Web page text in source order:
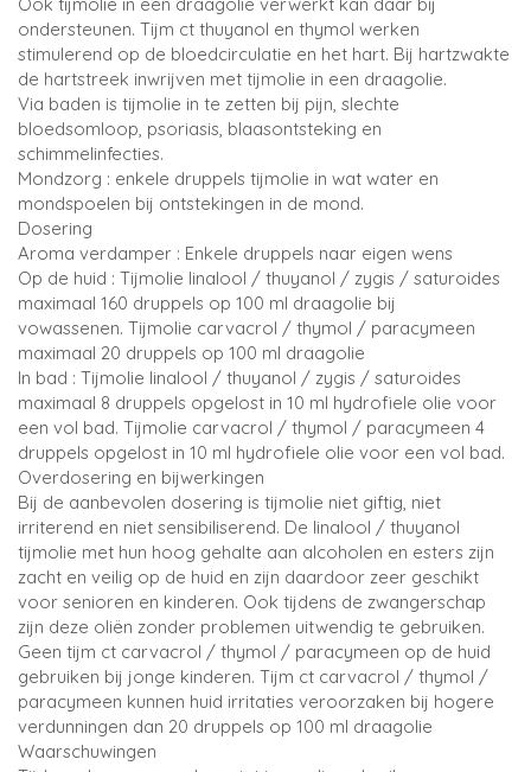
ondersteunen. Tijm ct thuyanol en thymol werken
stimulerend op de bloedcirculatie en het hart. Bij hartzwakte
de hartstreek inwrijven met tijmolie in een draagolie.
Via baden is tijmolie in te zetten bij pijn, slechte
bloedsomloop, psoriasis, blaasontsteking en
schimmelinfecties.
Mondzorg : enkele druppels tijmolie in wat water en
mondspoelen bij ontstekingen in de mond.
Dosering
Aroma verdamper : Enkele druppels naar eigen wens
Op de huid : Tijmolie linalool / thuyanol / zygis / saturoides
maximaal 160 druppels op 100 ml draagolie bij
vowassenen. Tijmolie carvacrol / thymol / paracymeen
maximaal 20 druppels op 100 ml draagolie
In bad : Tijmolie linalool / thuyanol / zygis / saturoides
maximaal 8 druppels opgelost in 10 ml hydrofiele olie voor
een vol bad. Tijmolie carvacrol / thymol / paracymeen 4
druppels opgelost in 10 ml hydrofiele olie voor een vol bad.
Overdosering en bijwerkingen
Bij de aanbevolen dosering is tijmolie niet giftig, niet
irriterend en niet sensibiliserend. De linalool / thuyanol
tijmolie met hun hoog gehalte aan alcoholen en esters zijn
zacht en veilig op de huid en zijn daardoor zeer geschikt
voor senioren en kinderen. Ook tijdens de zwangerschap
zijn deze oliën zonder problemen uitwendig te gebruiken.
Geen tijm ct carvacrol / thymol / paracymeen op de huid
gebruiken bij jonge kinderen. Tijm ct carvacrol / thymol /
paracymeen kunnen huid irritaties veroorzaken bij hogere
verdunningen dan 20 druppels op 100 ml draagolie
Waarschuwingen